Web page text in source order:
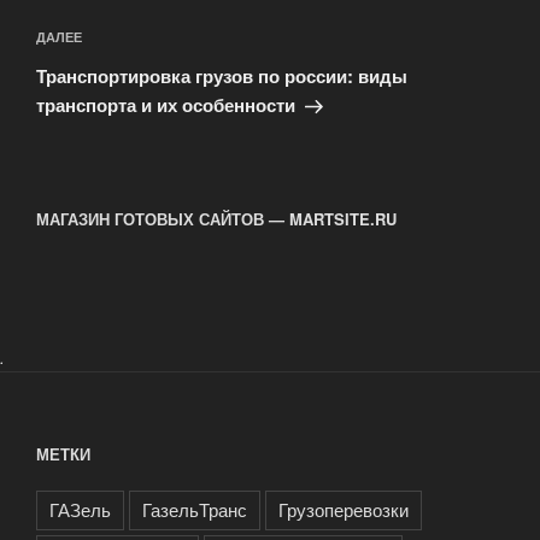
Следующая
запись
ДАЛЕЕ
Транспортировка грузов по россии: виды
транспорта и их особенности
МАГАЗИН ГОТОВЫХ САЙТОВ — MARTSITE.RU
.
МЕТКИ
ГАЗель ГазельТранс
Грузоперевозки